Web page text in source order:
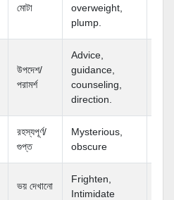
মোটা
overweight,
plump.
উপদেশ/
পরামর্শ
Advice,
guidance,
counseling,
direction.
রহস্যপূর্ণ/
গুপ্ত
Mysterious,
obscure
ভয় দেখানো
Frighten,
Intimidate